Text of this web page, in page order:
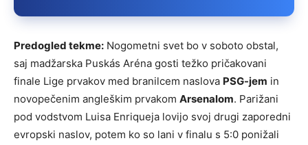
Predogled tekme: Nogometni svet bo v soboto obstal,
saj madžarska Puskás Aréna gosti težko pričakovani
finale Lige prvakov med branilcem naslova PSG-jem in
novopečenim angleškim prvakom Arsenalom. Parižani
pod vodstvom Luisa Enriqueja lovijo svoj drugi zaporedni
evropski naslov, potem ko so lani v finalu s 5:0 ponižali